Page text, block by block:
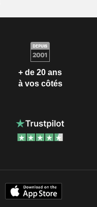
+ de 20 ans
à vos côtés